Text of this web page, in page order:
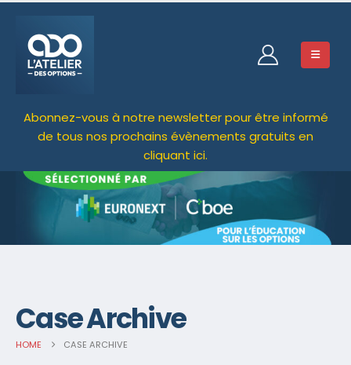
Abonnez-vous à notre newsletter pour être informé
de tous nos prochains évènements gratuits en
cliquant ici.
Case Archive
HOME CASE ARCHIVE